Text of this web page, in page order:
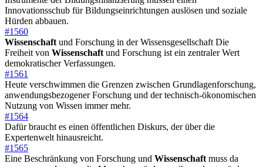
Innovationsschub für Bildungseinrichtungen auslösen und soziale
Hürden abbauen.
#1560
Wissenschaft und Forschung in der Wissensgesellschaft Die
Freiheit von Wissenschaft und Forschung ist ein zentraler Wert
demokratischer Verfassungen.
#1561
Heute verschwimmen die Grenzen zwischen Grundlagenforschung,
anwendungsbezogener Forschung und der technisch-ökonomischen
Nutzung von Wissen immer mehr.
#1564
Dafür braucht es einen öffentlichen Diskurs, der über die
Expertenwelt hinausreicht.
#1565
Eine Beschränkung von Forschung und Wissenschaft muss da